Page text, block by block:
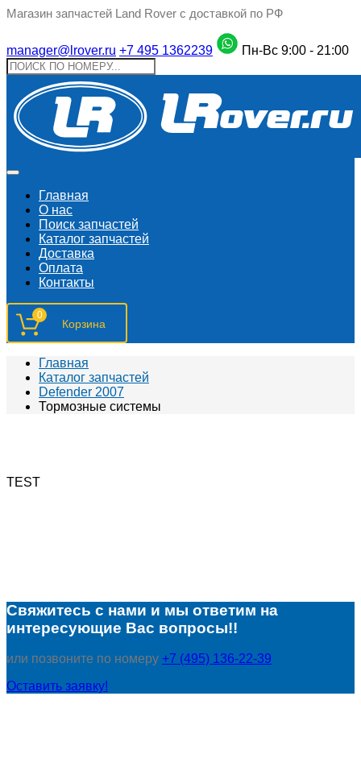
Магазин запчастей Land Rover с доставкой по РФ
manager@lrover.ru +7 495 1362239 Пн-Вс 9:00 - 21:00
Главная
О нас
Поиск запчастeй
Каталог запчастей
Доставка
Оплата
Контакты
0
Главная
Каталог запчастей
Defender 2007
Тормозные системы
TEST
Свяжитесь с нами и мы ответим на
интересующие Вас вопросы!!
или позвоните по номеру +7 (495) 136-22-39
Оставить заявку!